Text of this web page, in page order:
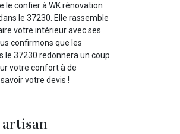
le confier à WK rénovation
le 37230. Elle rassemble
votre intérieur avec ses
confirmons que les
le 37230 redonnera un coup
votre confort à de
votre devis !
artisan